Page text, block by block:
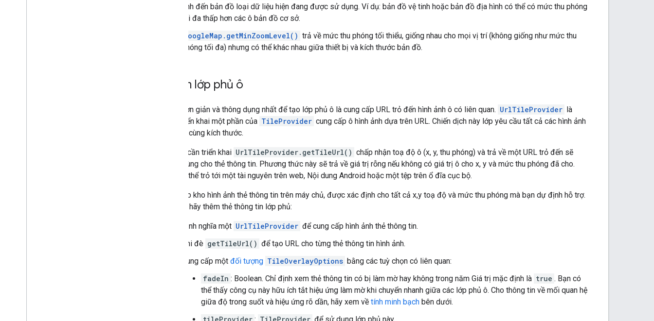
tính đến bản đồ loại dữ liệu hiện đang được sử dụng. Ví dụ: bản đồ vệ tinh hoặc bản đồ địa hình có thể có mức thu phóng
tối đa thấp hơn các ô bản đồ cơ sở.
GoogleMap.getMinZoomLevel() trả về mức thu phóng tối thiểu, giống nhau cho mọi vị trí (không giống như mức thu
phóng tối đa) nhưng có thể khác nhau giữa thiết bị và kích thước bản đồ.
Thêm lớp phủ ô
Cách đơn giản và thông dụng nhất để tạo lớp phủ ô là cung cấp URL trỏ đến hình ảnh ô có liên quan. UrlTileProvider là
cách triển khai một phần của TileProvider cung cấp ô hình ảnh dựa trên URL. Chiến dịch này lớp yêu cầu tất cả các hình ảnh
phải có cùng kích thước.
Bạn sẽ cần triển khai UrlTileProvider.getTileUrl() chấp nhận toạ độ ô (x, y, thu phóng) và trả về một URL trỏ đến sẽ
được dùng cho thẻ thông tin. Phương thức này sẽ trả về giá trị rỗng nếu không có giá trị ô cho x, y và mức thu phóng đã cho.
URL có thể trỏ tới một tài nguyên trên web, Nội dung Android hoặc một tệp trên ổ đĩa cục bộ.
Thiết lập kho hình ảnh thẻ thông tin trên máy chủ, được xác định cho tất cả x,y toạ độ và mức thu phóng mà bạn dự định hỗ trợ.
Sau đó, hãy thêm thẻ thông tin lớp phủ:
Định nghĩa một UrlTileProvider để cung cấp hình ảnh thẻ thông tin.
Ghi đè getTileUrl() để tạo URL cho từng thẻ thông tin hình ảnh.
Cung cấp một đối tượng TileOverlayOptions bằng các tuỳ chọn có liên quan:
fadeIn : Boolean. Chỉ định xem thẻ thông tin có bị làm mờ hay không trong năm Giá trị mặc định là true . Bạn có
thể thấy công cụ này hữu ích tắt hiệu ứng làm mờ khi chuyển nhanh giữa các lớp phủ ô. Cho thông tin về mối quan hệ
giữa độ trong suốt và hiệu ứng rõ dần, hãy xem về tính minh bạch bên dưới.